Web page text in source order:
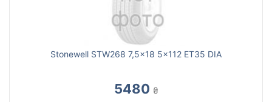
Stonewell STW268 7,5x18 5x112 ET35 DIA
5480 ₴